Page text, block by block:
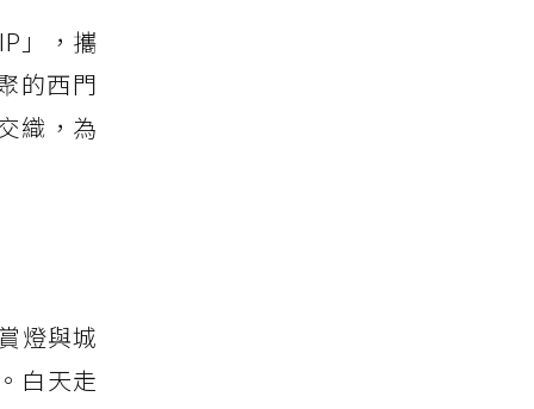
」，攜
的西門
織，為
燈與城
白天走